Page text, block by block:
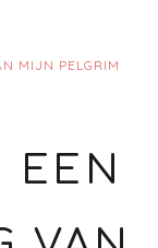
MIJN PELGRIM
EEN